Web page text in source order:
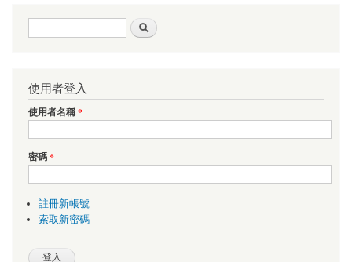
搜尋表單
使用者登入
使用者名稱*
密碼*
註冊新帳號
索取新密碼